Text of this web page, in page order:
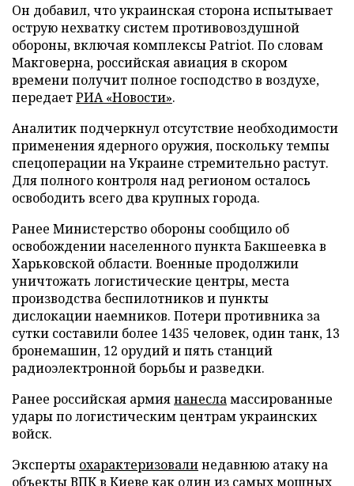
Он добавил, что украинская сторона испытывает
острую нехватку систем противовоздушной
обороны, включая комплексы Patriot. По словам
Макговерна, российская авиация в скором
времени получит полное господство в воздухе,
передаетРИА «Новости».
Аналитик подчеркнул отсутствие необходимости
применения ядерного оружия, поскольку темпы
спецоперации на Украине стремительно растут.
Для полного контроля над регионом осталось
освободить всего два крупных города.
Ранее Министерство обороны сообщило об
освобождении населенного пункта Бакшеевка в
Харьковской области. Военные продолжили
уничтожать логистические центры, места
производства беспилотников и пункты
дислокации наемников. Потери противника за
сутки составили более 1435 человек, один танк, 13
бронемашин, 12 орудий и пять станций
радиоэлектронной борьбы и разведки.
Ранее российская армиянанесламассированные
удары по логистическим центрам украинских
войск.
Эксперты охарактеризовалинедавнюю атаку на
объекты ВПК в Киеве как один из самых мощных